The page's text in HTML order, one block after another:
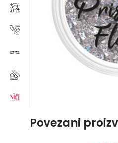
Povezani